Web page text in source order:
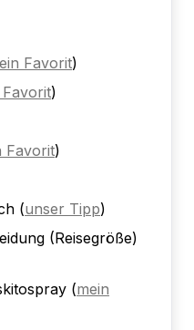
Favorit)
Favorit)
Favorit)
(unser Tipp)
(Reisegröße)
(mein